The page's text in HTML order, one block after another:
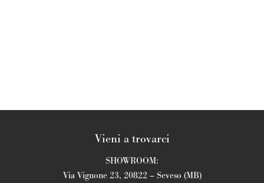
Vieni a trovarci
SHOWROOM:
Via Vignone 23, 20822 – Seveso (MB)